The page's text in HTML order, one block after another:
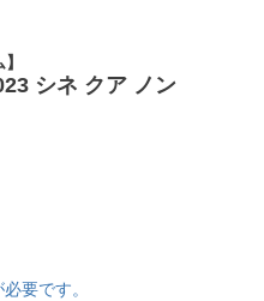
シネ クア ノン
要です。